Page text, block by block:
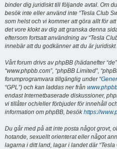
binder dig juridiskt till följande avtal. Om
besök inte eller använd inte “Tesla Club
som helst och vi kommer att göra allt för
det vore klokt av dig att granska denna
eftersom fortsatt användning av “Tesla
innebär att du godkänner att du är
Vårt forum drivs av phpBB (hädanefter
“www.phpbb.com”, “phpBB Limited”,
forumprogramvara tillgänglig under “
“GPL”) och kan laddas ner från
endast Internetbaserade diskussioner,
vi tillåter och/eller förbjuder för innehåll
information om phpBB, besökhttps://
Du går med på att inte posta något grovt,
hotande, sexuellt orienterat eller något
lagarna i ditt land, lagar i landet där